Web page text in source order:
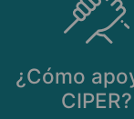
¿Cómo
CIPER?